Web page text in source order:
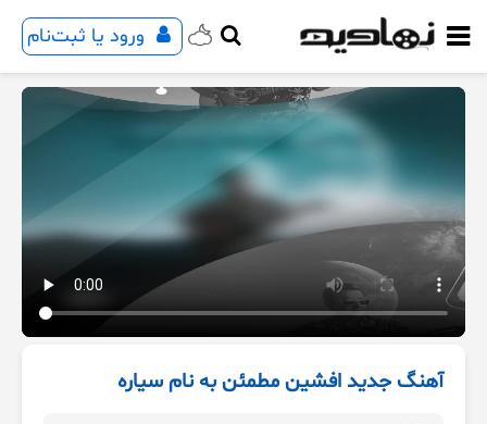
ورود یا ثبت‌نام
آهنگ جدید افشین مطمئن به نام سیاره